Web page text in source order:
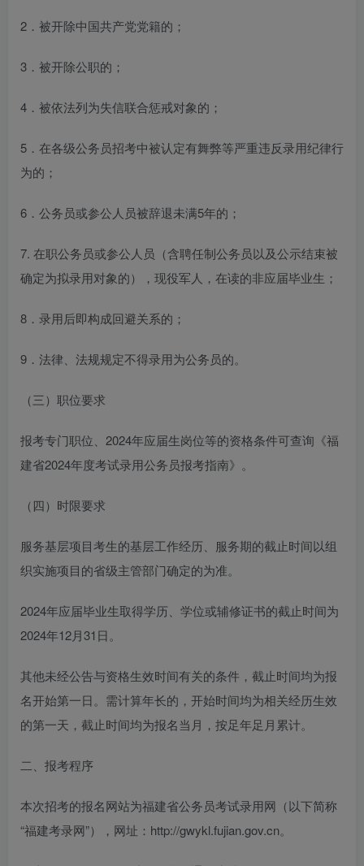
2．被开除中国共产党党籍的；
3．被开除公职的；
4．被依法列为失信联合惩戒对象的；
5．在各级公务员招考中被认定有舞弊等严重违反录用纪律行
为的；
6．公务员或参公人员被辞退未满5年的；
7. 在职公务员或参公人员（含聘任制公务员以及公示结束被
确定为拟录用对象的），现役军人，在读的非应届毕业生；
8．录用后即构成回避关系的；
9．法律、法规规定不得录用为公务员的。
（三）职位要求
报考专门职位、2024年应届生岗位等的资格条件可查询《福
建省2024年度考试录用公务员报考指南》。
（四）时限要求
服务基层项目考生的基层工作经历、服务期的截止时间以组
织实施项目的省级主管部门确定的为准。
2024年应届毕业生取得学历、学位或辅修证书的截止时间为
2024年12月31日。
其他未经公告与资格生效时间有关的条件，截止时间均为报
名开始第一日。需计算年长的，开始时间均为相关经历生效
的第一天，截止时间均为报名当月，按足年足月累计。
二、报考程序
本次招考的报名网站为福建省公务员考试录用网（以下简称
“福建考录网”），网址：http://gwykl.fujian.gov.cn。